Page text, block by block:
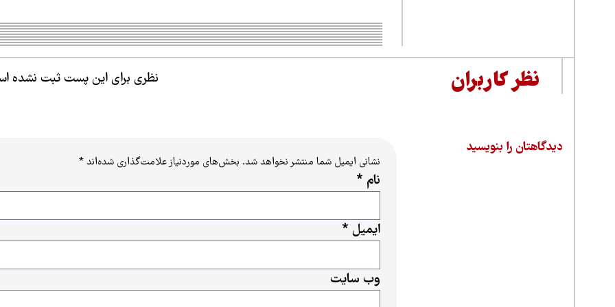
نظر کاربران نظری برای این پست ثبت نشده
دیدگاهتان را بنویسید
نشانی ایمیل شما منتشر نخواهد شد. بخش‌های موردنیاز علامت‌گذاری شده‌اند*
نام *
ایمیل *
وب‌ سایت